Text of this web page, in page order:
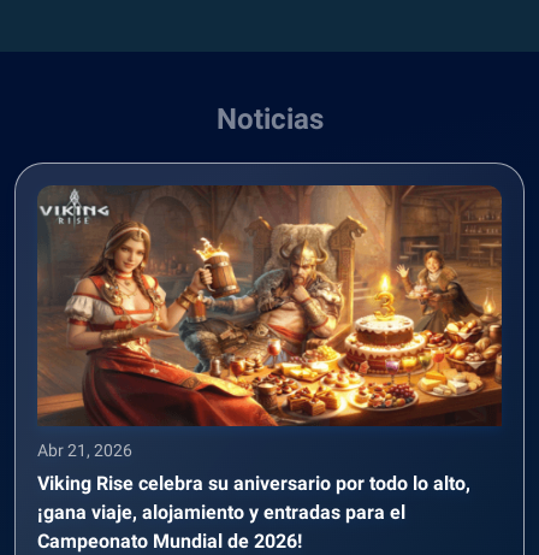
Noticias
Abr 21, 2026
Viking Rise celebra su aniversario por todo lo alto,
¡gana viaje, alojamiento y entradas para el
Campeonato Mundial de 2026!